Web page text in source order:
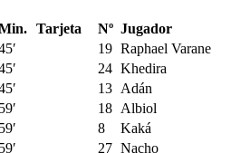
Tarjeta Nº Jugador
19 Raphael Varane
24 Khedira
13 Adán
59′ 18 Albiol
59′ 8
Kaká
59′ 27 Nacho